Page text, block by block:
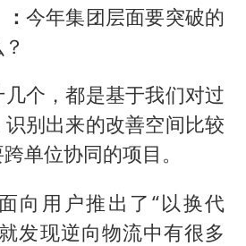
今年集团层面要突破的
几个，都是基于我们对过
别出来的改善空间比较
单位协同的项目。
向用户推出了“以换代
发现逆向物流中有很多